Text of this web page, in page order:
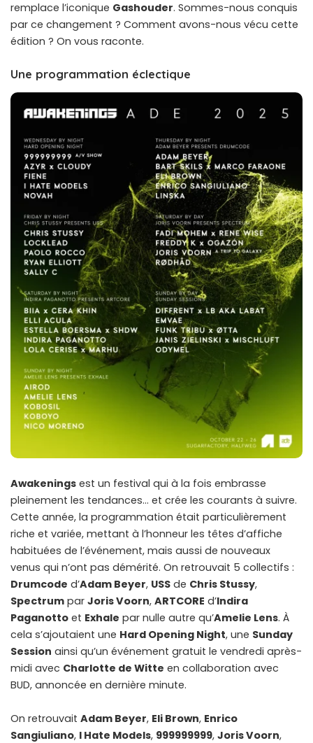
remplace l’iconique Gashouder. Sommes-nous conquis
par ce changement ? Comment avons-nous vécu cette
édition ? On vous raconte.
Une programmation éclectique
Awakenings est un festival qui à la fois embrasse
pleinement les tendances… et crée les courants à suivre.
Cette année, la programmation était particulièrement
riche et variée, mettant à l’honneur les têtes d’affiche
habituées de l’événement, mais aussi de nouveaux
venus qui n’ont pas démérité. On retrouvait 5 collectifs :
Drumcode d’Adam Beyer, USS de Chris Stussy,
Spectrum par Joris Voorn, ARTCORE d’Indira
Paganotto et Exhale par nulle autre qu’Amelie Lens. À
cela s’ajoutaient une Hard Opening Night, une Sunday
Session ainsi qu’un événement gratuit le vendredi après-
midi avec Charlotte de Witte en collaboration avec
BUD, annoncée en dernière minute.
On retrouvait Adam Beyer, Eli Brown, Enrico
Sangiuliano, I Hate Models, 999999999, Joris Voorn,